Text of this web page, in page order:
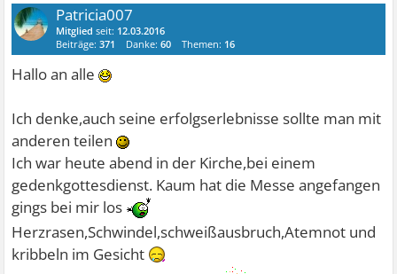
Patricia007
Mitglied seit: 12.03.2016
Beiträge:371 Danke:60 Themen: 16
Hallo an alle
Ich denke,auch seine erfolgserlebnisse sollte man mit
anderen teilen
Ich war heute abend in der Kirche,bei einem
gedenkgottesdienst. Kaum hat die Messe angefangen
gings bei mir los
Herzrasen,Schwindel,schweißausbruch,Atemnot und
kribbeln im Gesicht